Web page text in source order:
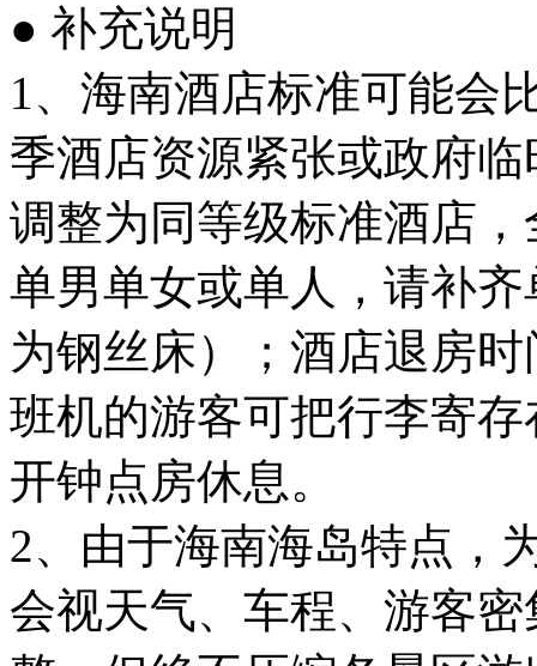
● 补充说明
1、海南酒店标准可能会
季酒店资源紧张或政府
调整为同等级标准酒店
单男单女或单人，请补
为钢丝床）；酒店退房
班机的游客可把行李寄
开钟点房休息。
2、由于海南海岛特点，
会视天气、车程、游客